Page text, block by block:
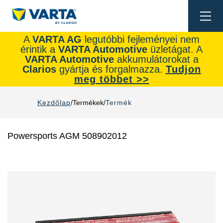
A VARTA AG legutóbbi fejleményei nem
érintik a VARTA Automotive üzletágat. A
VARTA Automotive akkumulátorokat a
Clariosgyártja és forgalmazza. Tudjon
meg többet >>
Kezdőlap Termékek Termék
Powersports AGM 508902012